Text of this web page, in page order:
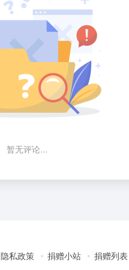
暂无评论...
隐私政策 捐赠小站 捐赠列表